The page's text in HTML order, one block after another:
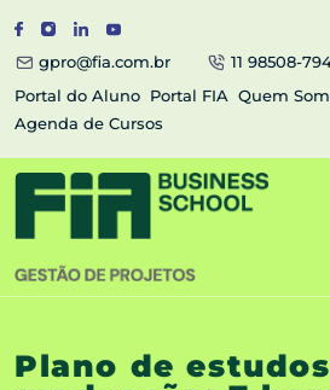
gpro@fia.com.br
11 98508-
Portal do Aluno Portal FIA Quem
Agenda de Cursos
Plano de